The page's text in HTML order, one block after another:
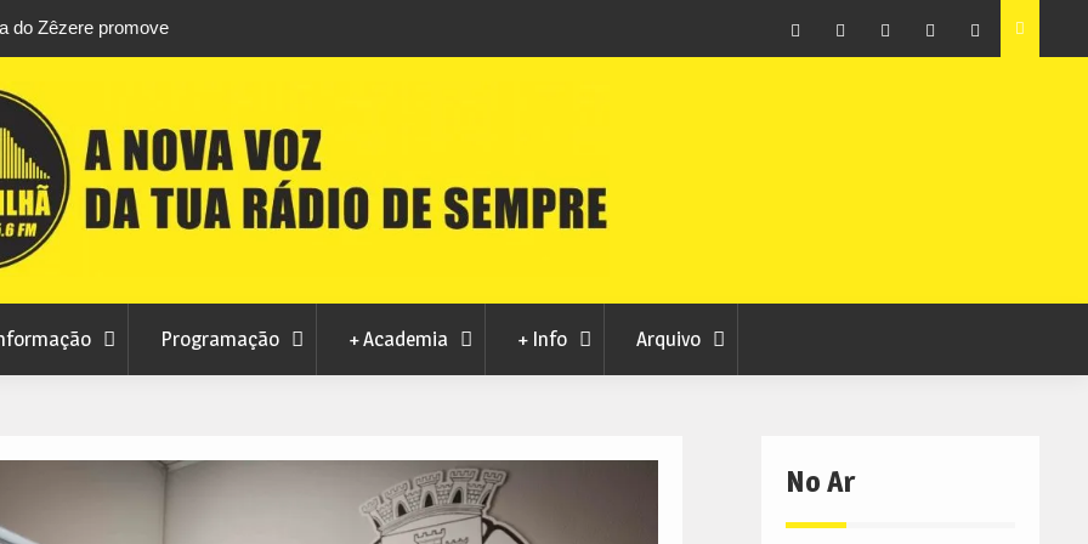
da
levou milhares de visitantes a Penamacor
Covilhã avança com a desmaterialização do Arquivo
Municipal
Programação + Academia + Info Arquivo
No Ar